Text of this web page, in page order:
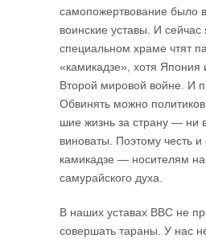
самопо­жерт­вование было
воинские уставы. И
специальном храме чтят
«камикадзе», хотя Япония
Второй мировой войне. И
Обвинять можно
шие жизнь за страну — ни
виноваты. Поэтому честь
камикадзе — носителям
самурайского духа.
В наших уставах ВВС не
совершать тараны. У нас